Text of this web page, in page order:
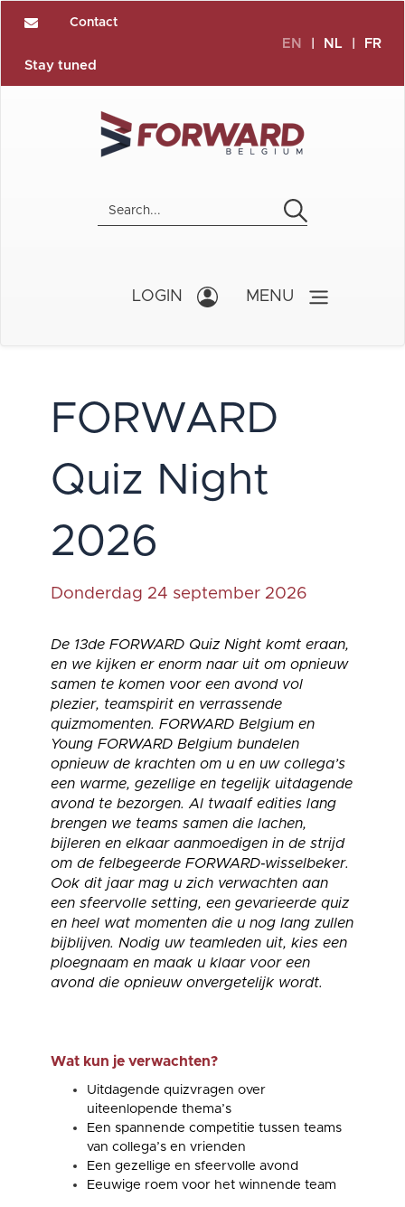
Contact
Stay tuned
EN NL FR
LOGIN MENU
FORWARD
Quiz Night
2026
Donderdag 24 september 2026
De 13de FORWARD Quiz Night komt eraan,
en we kijken er enorm naar uit om opnieuw
samen te komen voor een avond vol
plezier, teamspirit en verrassende
quizmomenten. FORWARD Belgium en
Young FORWARD Belgium bundelen
opnieuw de krachten om u en uw collega’s
een warme, gezellige en tegelijk uitdagende
avond te bezorgen. Al twaalf edities lang
brengen we teams samen die lachen,
bijleren en elkaar aanmoedigen in de strijd
om de felbegeerde FORWARD‑wisselbeker.
Ook dit jaar mag u zich verwachten aan
een sfeervolle setting, een gevarieerde quiz
en heel wat momenten die u nog lang zullen
bijblijven. Nodig uw teamleden uit, kies een
ploegnaam en maak u klaar voor een
avond die opnieuw onvergetelijk wordt.
Wat kun je verwachten?
Uitdagende quizvragen over
uiteenlopende thema’s
Een spannende competitie tussen teams
van collega’s en vrienden
Een gezellige en sfeervolle avond
Eeuwige roem voor het winnende team